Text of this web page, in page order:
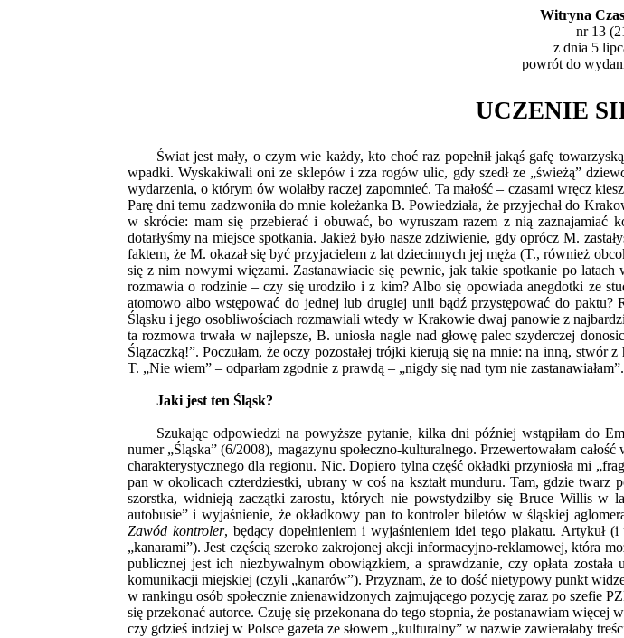
Witryna
nr 13
z dnia 5
powrót do
UCZENIE
Świat jest mały, o czym wie każdy, kto choć raz popełnił jakąś gafę
wpadki. Wyskakiwali oni ze sklepów i zza rogów ulic, gdy szedł ze „świeżą”
wydarzenia, o którym ów wolałby raczej zapomnieć. Ta małość – czasami wręcz
Parę dni temu zadzwoniła do mnie koleżanka B. Powiedziała, że przyjechał do
w skrócie: mam się przebierać i obuwać, bo wyruszam razem z nią zaznajamiać
dotarłyśmy na miejsce spotkania. Jakież było nasze zdziwienie, gdy oprócz M.
faktem, że M. okazał się być przyjacielem z lat dziecinnych jej męża (T., również
się z nim nowymi więzami. Zastanawiacie się pewnie, jak takie spotkanie po
rozmawia o rodzinie – czy się urodziło i z kim? Albo się opowiada anegdotki ze
atomowo albo wstępować do jednej lub drugiej unii bądź przystępować do paktu?
Śląsku i jego osobliwościach rozmawiali wtedy w Krakowie dwaj panowie z
ta rozmowa trwała w najlepsze, B. uniosła nagle nad głowę palec szyderczej
Ślązaczką!”. Poczułam, że oczy pozostałej trójki kierują się na mnie: na inną, stwór
T. „Nie wiem” – odparłam zgodnie z prawdą – „nigdy się nad tym nie zastanawiałam”.
Jaki jest ten Śląsk?
Szukając odpowiedzi na powyższe pytanie, kilka dni później wstąpiłam do
numer „Śląska” (6/2008), magazynu społeczno-kulturalnego. Przewertowałam
charakterystycznego dla regionu. Nic. Dopiero tylna część okładki przyniosła mi
pan w okolicach czterdziestki, ubrany w coś na kształt munduru. Tam, gdzie
szorstka, widnieją zaczątki zarostu, których nie powstydziłby się Bruce Willis w
autobusie” i wyjaśnienie, że okładkowy pan to kontroler biletów w śląskiej
Zawód kontroler, będący dopełnieniem i wyjaśnieniem idei tego plakatu. Artykuł
„kanarami”). Jest częścią szeroko zakrojonej akcji informacyjno-reklamowej, która
publicznej jest ich niezbywalnym obowiązkiem, a sprawdzanie, czy opłata
komunikacji miejskiej (czyli „kanarów”). Przyznam, że to dość nietypowy punkt
w rankingu osób społecznie znienawidzonych zajmującego pozycję zaraz po szefie
się przekonać autorce. Czuję się przekonana do tego stopnia, że postanawiam
czy gdzieś indziej w Polsce gazeta ze słowem „kulturalny” w nazwie zawierałaby